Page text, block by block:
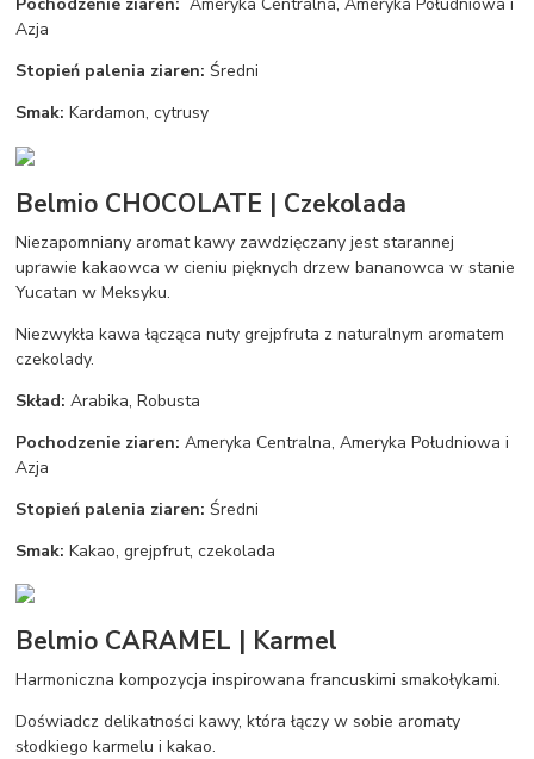
Azja
Stopień palenia ziaren:Średni
Smak:Kardamon, cytrusy
Belmio CHOCOLATE | Czekolada
Niezapomniany aromat kawy zawdzięczany jest starannej
uprawie kakaowca w cieniu pięknych drzew bananowca w stanie
Yucatan w Meksyku.
Niezwykła kawa łącząca nuty grejpfruta z naturalnym aromatem
czekolady.
Skład: Arabika, Robusta
Pochodzenie ziaren:Ameryka Centralna, Ameryka Południowa i
Azja
Stopień palenia ziaren:Średni
Smak:Kakao, grejpfrut, czekolada
Belmio CARAMEL | Karmel
Harmoniczna kompozycja inspirowana francuskimi smakołykami.
Doświadcz delikatności kawy, która łączy w sobie aromaty
słodkiego karmelu i kakao.